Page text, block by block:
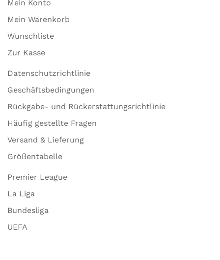
Mein Konto
Mein Warenkorb
Wunschliste
Zur Kasse
Datenschutzrichtlinie
Geschäftsbedingungen
Rückgabe- und Rückerstattungsrichtlinie
Häufig gestellte Fragen
Versand & Lieferung
Größentabelle
Premier League
La Liga
Bundesliga
UEFA